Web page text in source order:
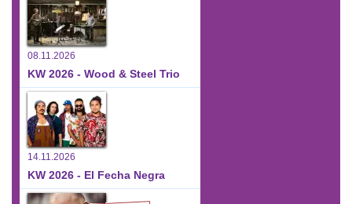
08.11.2026
KW 2026 - Wood & Steel Trio
14.11.2026
KW 2026 - El Fecha Negra